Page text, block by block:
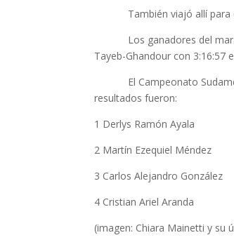
También viajó allí para
Los ganadores del
Tayeb-Ghandour con 3:16:57
El Campeonato
resultados fueron:
1 Derlys Ramón Ayala
2 Martín Ezequiel
3 Carlos Alejandro
4 Cristian Ariel
(imagen: Chiara Mainetti y su